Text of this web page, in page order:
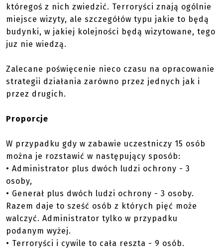
któregoś z nich zwiedzić. Terroryści znają ogólnie
miejsce wizyty, ale szczegółów typu jakie to będą
budynki, w jakiej kolejności będą wizytowane, tego
juz nie wiedzą.
Zalecane poświęcenie nieco czasu na opracowanie
strategii działania zarówno przez jednych jak i
przez drugich.
Proporcje
W przypadku gdy w zabawie uczestniczy 15 osób
można je rozstawić w następujący sposób:
• Administrator plus dwóch ludzi ochrony - 3
osoby,
• Generał plus dwóch ludzi ochrony - 3 osoby.
Razem daje to sześć osób z których pięć może
walczyć. Administrator tylko w przypadku
podanym wyżej.
• Terroryści i cywile to cała reszta - 9 osób.